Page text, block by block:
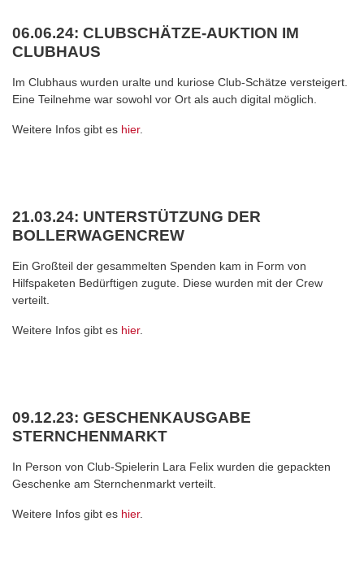
06.06.24: CLUBSCHÄTZE-AUKTION IM
CLUBHAUS
Im Clubhaus wurden uralte und kuriose Club-Schätze versteigert.
Eine Teilnehme war sowohl vor Ort als auch digital möglich.
Weitere Infos gibt es hier.
21.03.24: UNTERSTÜTZUNG DER
BOLLERWAGENCREW
Ein Großteil der gesammelten Spenden kam in Form von
Hilfspaketen Bedürftigen zugute. Diese wurden mit der Crew
verteilt.
Weitere Infos gibt es hier.
09.12.23: GESCHENKAUSGABE
STERNCHENMARKT
In Person von Club-Spielerin Lara Felix wurden die gepackten
Geschenke am Sternchenmarkt verteilt.
Weitere Infos gibt es hier.